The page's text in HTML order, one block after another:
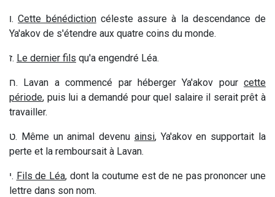
ו.Cette bénédictioncéleste assure à la descendance de
Ya'akov de s'étendre aux quatre coins du monde.
ז. Le dernier fils qu'a engendré Léa.
ח. Lavan a commencé par héberger Ya'akov pour cette
période, puis lui a demandé pour quel salaire il serait prêt à
travailler.
ט. Même un animal devenu ainsi, Ya'akov en supportait la
perte et la remboursait à Lavan.
י. Fils de Léa, dont la coutume est de ne pas prononcer une
lettre dans son nom.